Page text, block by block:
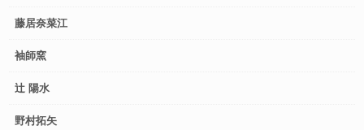
藤居奈菜江
袖師窯
辻 陽水
野村拓矢